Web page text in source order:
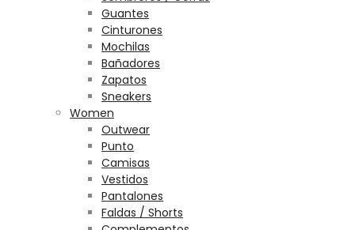
Guantes
Cinturones
Mochilas
Bañadores
Zapatos
Sneakers
Women
Outwear
Punto
Camisas
Vestidos
Pantalones
Faldas / Shorts